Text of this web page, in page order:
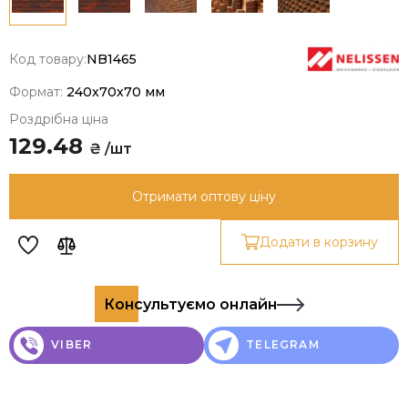
Код товару:NB1465
Формат: 240x70x70 мм
Роздрібна ціна
129.48 ₴ /шт
Отримати оптову ціну
Додати в корзину
Консультуємо онлайн
VIBER TELEGRAM